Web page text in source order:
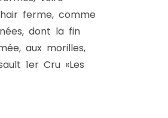
ferme, comme
dont la fin
aux morilles,
1er Cru «Les